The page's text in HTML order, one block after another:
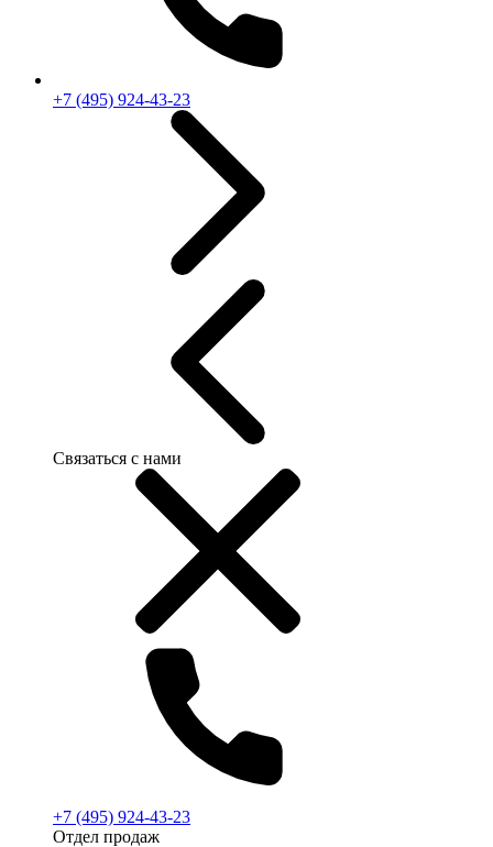
+7 (495) 924-43-23
Связаться с нами
+7 (495) 924-43-23
Отдел продаж